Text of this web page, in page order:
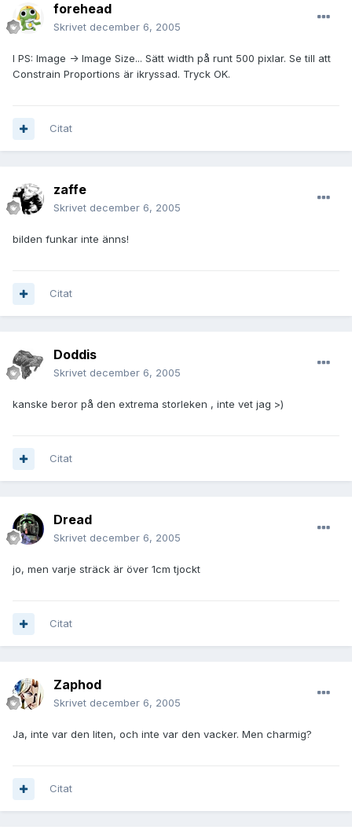
forehead
Skrivet december 6, 2005
I PS: Image -> Image Size... Sätt width på runt 500 pixlar. Se till att
Constrain Proportions är ikryssad. Tryck OK.
Citat
zaffe
Skrivet december 6, 2005
bilden funkar inte änns!
Citat
Doddis
Skrivet december 6, 2005
kanske beror på den extrema storleken , inte vet jag >)
Citat
Dread
Skrivet december 6, 2005
jo, men varje sträck är över 1cm tjockt
Citat
Zaphod
Skrivet december 6, 2005
Ja, inte var den liten, och inte var den vacker. Men charmig?
Citat